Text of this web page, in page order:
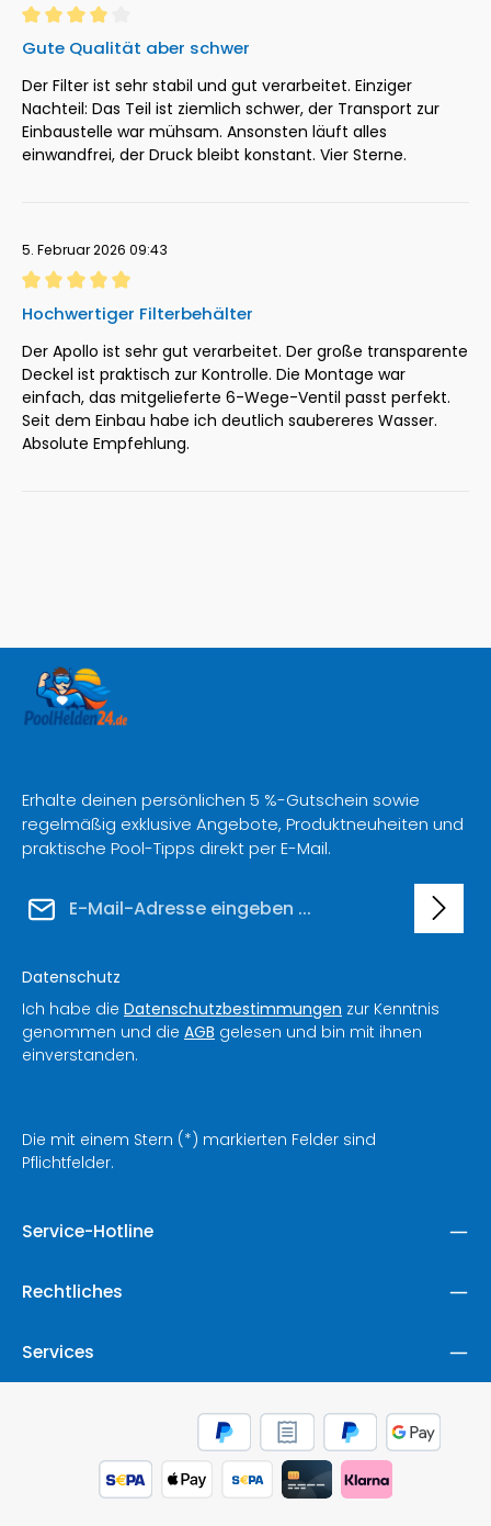
Bewertung mit 4 von 5 Sternen
Gute Qualität aber schwer
Der Filter ist sehr stabil und gut verarbeitet. Einziger
Nachteil: Das Teil ist ziemlich schwer, der Transport zur
Einbaustelle war mühsam. Ansonsten läuft alles
einwandfrei, der Druck bleibt konstant. Vier Sterne.
5. Februar 2026 09:43
Bewertung mit 5 von 5 Sternen
Hochwertiger Filterbehälter
Der Apollo ist sehr gut verarbeitet. Der große transparente
Deckel ist praktisch zur Kontrolle. Die Montage war
einfach, das mitgelieferte 6-Wege-Ventil passt perfekt.
Seit dem Einbau habe ich deutlich saubereres Wasser.
Absolute Empfehlung.
Erhalte deinen persönlichen 5 %-Gutschein sowie
regelmäßig exklusive Angebote, Produktneuheiten und
praktische Pool-Tipps direkt per E-Mail.
Datenschutz
Ich habe die Datenschutzbestimmungen zur Kenntnis
genommen und die AGB gelesen und bin mit ihnen
einverstanden.
Die mit einem Stern (*) markierten Felder sind
Pflichtfelder.
Service-Hotline
Rechtliches
Services